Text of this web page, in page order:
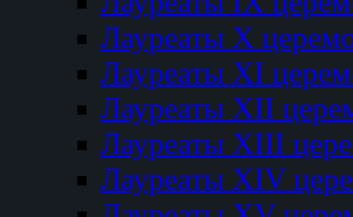
Лауреаты Х
Лауреаты XI
Лауреаты XII
Лауреаты XIII
Лауреаты XIV